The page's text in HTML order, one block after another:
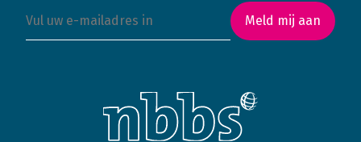
Meld mij aan